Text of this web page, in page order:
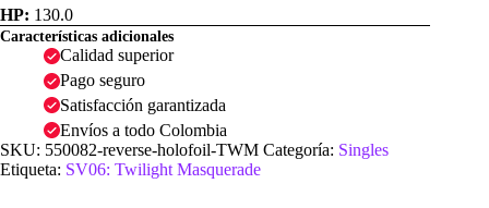
HP: 130.0
Características adicionales
Calidad superior
Pago seguro
Satisfacción garantizada
Envíos a todo Colombia
SKU: 550082-reverse-holofoil-TWM Categoría: Singles
Etiqueta: SV06: Twilight Masquerade